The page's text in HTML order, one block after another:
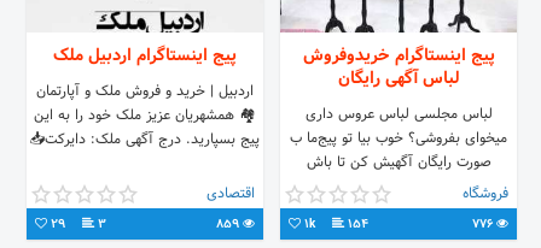
🆔@iranianforklift لینک آدرس
نمایشگاه:
https://goo.gl/maps/Ssoq27YKhRJdBPc78
اینستاگرام:
https://www.instagram.com/sanaat_liftrak_iranian
ایمیل:
sanaat.forklift.iranian@gmail.com
آپارات:
https://www.aparat.com/IranianForklift
#بازرگانی_لیفتراک_ایرانیان
پیج اینستاگرام خریدوفروش
لباس آگهی رایگان
لباس مجلسی لباس عروس داری
میخوای بفروشی؟ خوب بیا تو پیج‌ما ب
صورت رایگان آگهیش کن تا باش
مشتری پیدا بشه یا لباس با قیمت
ارزون میخوای؟ توی پیج من انواع لباس
عروس لباس مجلسی کیف کفش دست
فروشگاه
154
1k
پیج اینستاگرام اردبیل ملک
اردبیل | خرید و فروش ملک و آپارتمان
🏘 همشهریان عزیز ملک خود را به این
پیج بسپارید. درج آگهی ملک: دایرکت📥
اقتصادی
3
29